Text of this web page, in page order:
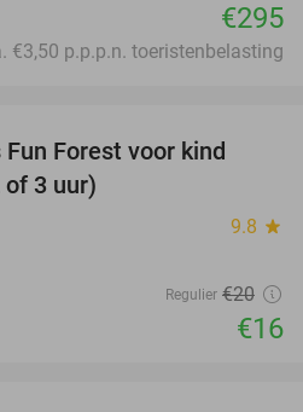
€295
€3,50 p.p.p.n. toeristenbelasting
Forest voor kind
3 uur)
9.8 star
Regulier €20
€16